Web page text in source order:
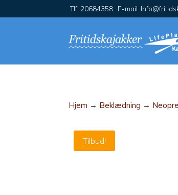
Tlf. 20684358 E-mail.
Hjem → Beklædning →
Tilbud!